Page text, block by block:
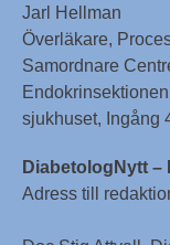
Jarl Hellman
Överläkare,
Samordnare
sjukhuset, Ingång
DiabetologNytt –
Adress till